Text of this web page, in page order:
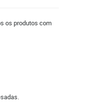
os produtos com